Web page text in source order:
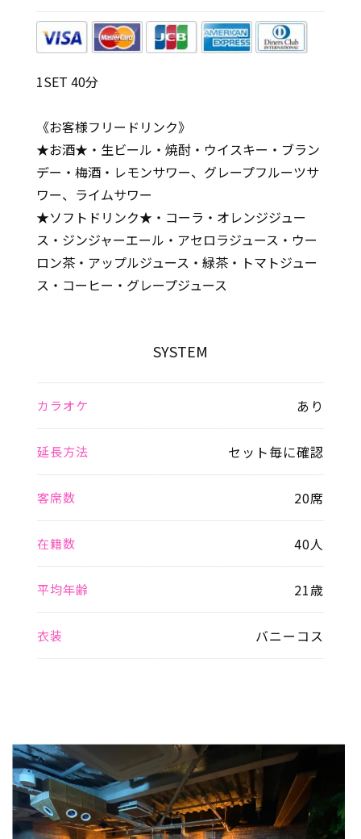
1SET 40分
《お客様フリードリンク》
★お酒★・生ビール・焼酎・ウイスキー・ブラン
デー・梅酒・レモンサワー、グレープフルーツサ
ワー、ライムサワー
★ソフトドリンク★・コーラ・オレンジジュー
ス・ジンジャーエール・アセロラジュース・ウー
ロン茶・アップルジュース・緑茶・トマトジュー
ス・コーヒー・グレープジュース
SYSTEM
カラオケ あり
延長方法 セット毎に確認
客席数 20席
在籍数 40人
平均年齢 21歳
衣装 バニーコス